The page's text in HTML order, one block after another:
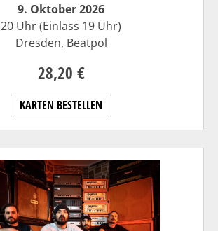
9. Oktober 2026
20 Uhr (Einlass 19 Uhr)
Dresden, Beatpol
28,20 €
KARTEN BESTELLEN